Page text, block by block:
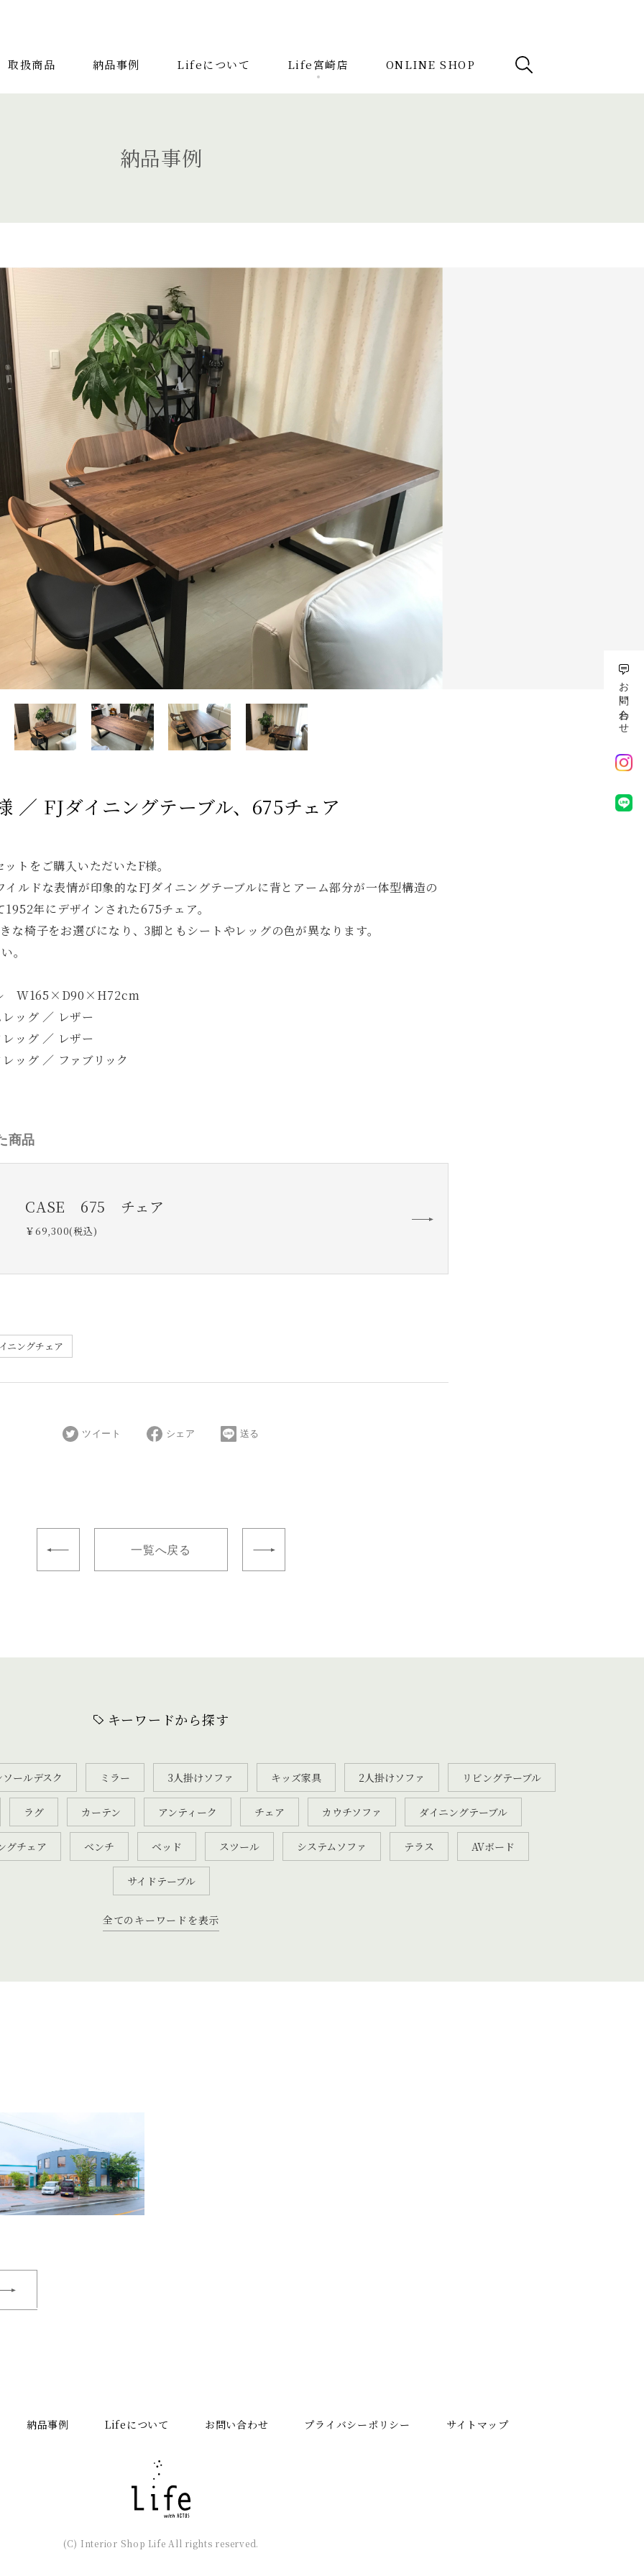
取扱商品 納品事例 Lifeについて Life宮崎店 ONLINE SHOP
収納家具 デスク 照明 コンソールデスク ミラー 3人掛けソファ
アンティーク カウチソファ
ファブリック コレクション ダイニングチェア
システムソファ テラス AVボード
全てのキーワードを表示
納品事例
／ FJダイニングテーブル、675チェア
トをご購入いただいたF様。
ルドな表情が印象的なFJダイニングテーブルに背とアーム部分が一体型構造の
年にデザインされた675チェア。
な椅子をお選びになり、3脚ともシートやレッグの色が異なります。
。
W165×D90×H72cm
ッグ ／ レザー
ッグ ／ レザー
グ ／ ファブリック
商品
CASE 675 チェア
￥69,300(税込)
ニングチェア
ツイート シェア 送る
一覧へ戻る
キーワードから探す
ソールデスク ミラー 3人掛けソファ キッズ家具 2人掛けソファ リビングテーブル
ラグ カーテン アンティーク チェア カウチソファ ダイニングテーブル
グチェア ベンチ ベッド スツール システムソファ テラス AVボード
サイドテーブル
全てのキーワードを表示
納品事例 Lifeについて お問い合わせ プライバシーポリシー サイトマップ
(C) Interior Shop Life All rights reserved.
お問い合わせ